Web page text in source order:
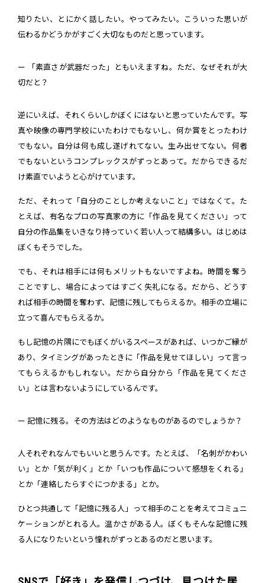
知りたい、とにかく話したい。やってみたい。こういった思いが
伝わるかどうかがすごく大切なものだと思っています。
ー 「素直さが武器だった」ともいえますね。ただ、なぜそれが大
切だと？
逆にいえば、それくらいしかぼくにはないと思っていたんです。写
真や映像の専門学校にいたわけでもないし、何か賞をとったわけ
でもない。自分は何も成し遂げれてない。生み出せてない。何者
でもないというコンプレックスがずっとあって。だからできるだ
け素直でいようと心がけています。
ただ、それって「自分のことしか考えないこと」ではなくて。た
とえば、有名なプロの写真家の方に「作品を見てください」って
自分の作品集をいきなり持っていく若い人って結構多い。はじめは
ぼくもそうでした。
でも、それは相手には何もメリットもないですよね。時間を奪う
ことですし、場合によってはすごく失礼になる。だから、どうす
れば相手の時間を奪わず、記憶に残してもらえるか。相手の立場に
立って喜んでもらえるか。
もし記憶の片隅にでもぼくがいるスペースがあれば、いつかご縁が
あり、タイミングがあったときに「作品を見せてほしい」って言っ
てもらえるかもしれない。だから自分から「作品を見てくださ
い」とは言わないようにしているんです。
ー 記憶に残る。その方法はどのようなものがあるのでしょうか？
人それぞれなんでもいいと思うんです。たとえば、「名刺がかわい
い」とか「気が利く」とか「いつも作品について感想をくれる」
とか「連絡したらすぐにつかまる」とか。
ひとつ共通して「記憶に残る人」って相手のことを考えてコミュニ
ケーションがとれる人。温かさがある人。ぼくもそんな記憶に残
る人になりたいという憧れがずっとあるのだと思います。